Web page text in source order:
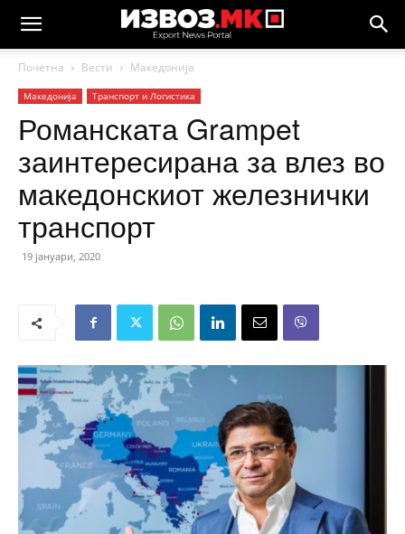
Почетна Вести Македонија
Македонија Транспорт и Логистика
Романската Grampet
заинтересирана за влез во
македонскиот железнички
транспорт
19 јануари, 2020